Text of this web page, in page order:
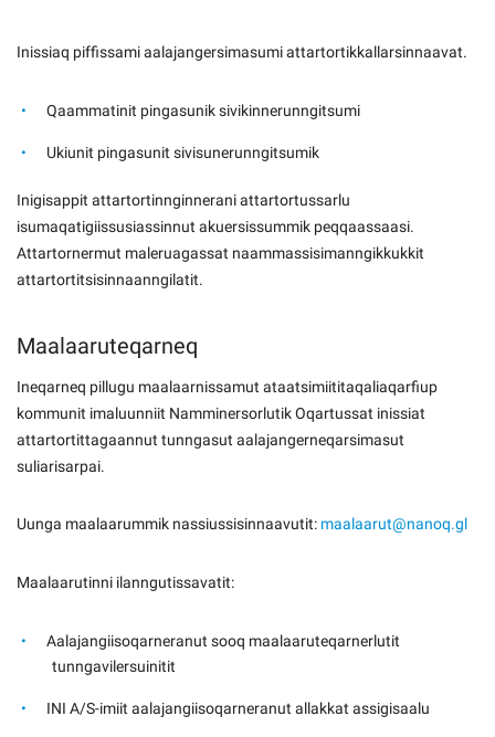
Inissiaq piffissami aalajangersimasumi attartortikkallarsinnaavat.
Qaammatinit pingasunik sivikinnerunngitsumi
Ukiunit pingasunit sivisunerunngitsumik
Inigisappit attartortinnginnerani attartortussarlu
isumaqatigiissusiassinnut akuersissummik peqqaassaasi.
Attartornermut maleruagassat naammassisimanngikkukkit
attartortitsisinnaanngilatit.
Maalaaruteqarneq
Ineqarneq pillugu maalaarnissamut ataatsimiititaqaliaqarfiup
kommunit imaluunniit Namminersorlutik Oqartussat inissiat
attartortittagaannut tunngasut aalajangerneqarsimasut
suliarisarpai.
Uunga maalaarummik nassiussisinnaavutit: maalaarut@nanoq.gl
Maalaarutinni ilanngutissavatit:
Aalajangiisoqarneranut sooq maalaaruteqarnerlutit
tunngavilersuinitit
INI A/S-imiit aalajangiisoqarneranut allakkat assigisaalu